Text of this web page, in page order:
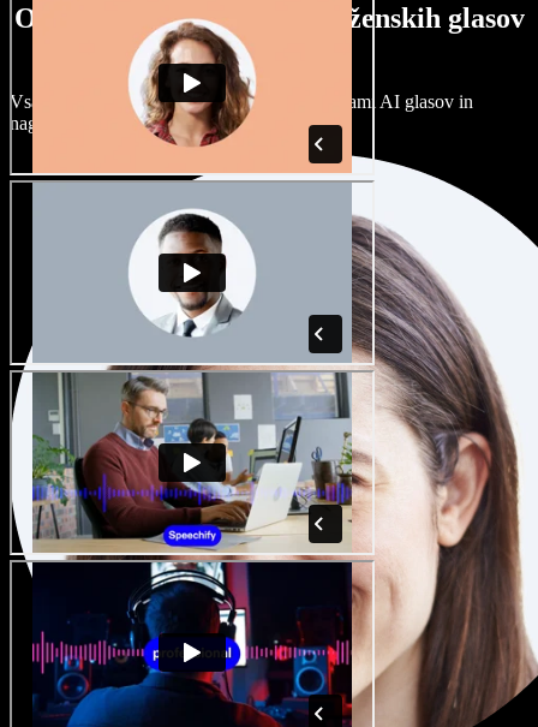
Ogromna izbira moških in ženskih glasov
ter naglasov
Vsak projekt je unikaten. Izbirajte med stotinami AI glasov in
naglasov ter jih prilagodite po svoje.